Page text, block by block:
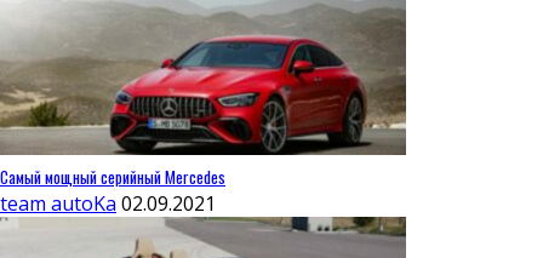
Самый мощный серийный Mercedes
team autoKa 02.09.2021